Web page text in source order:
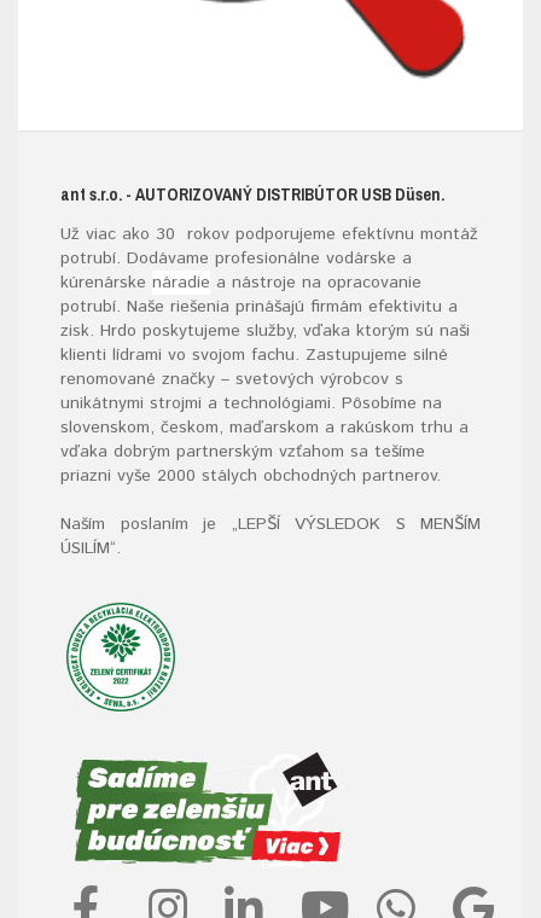
ant s.r.o. - AUTORIZOVANÝ DISTRIBÚTOR USB Düsen.
Už viac ako 30 rokov podporujeme efektívnu montáž
potrubí. Dodávame profesionálne vodárske a
kúrenárske náradie a nástroje na opracovanie
potrubí. Naše riešenia prinášajú firmám efektivitu a
zisk. Hrdo poskytujeme služby, vďaka ktorým sú naši
klienti lídrami vo svojom fachu. Zastupujeme silné
renomované značky – svetových výrobcov s
unikátnymi strojmi a technológiami. Pôsobíme na
slovenskom, českom, maďarskom a rakúskom trhu a
vďaka dobrým partnerským vzťahom sa tešíme
priazni vyše 2000 stálych obchodných partnerov.
Naším poslaním je „LEPŠÍ VÝSLEDOK S MENŠÍM
ÚSILÍM“.